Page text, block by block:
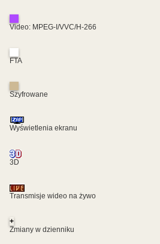
Video: MPEG-I/VVC/H-266
FTA
Szyfrowane
Wyświetlenia ekranu
3D
Transmisje wideo na żywo
+
Zmiany w dzienniku